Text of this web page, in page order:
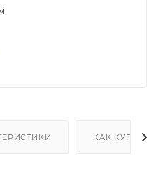
КАК КУПИТЬ